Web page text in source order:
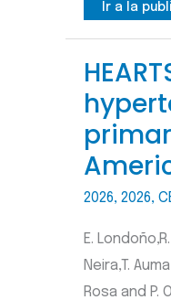
Ir a la
2026, 2026,
E.
Neira,T.
Rosa and